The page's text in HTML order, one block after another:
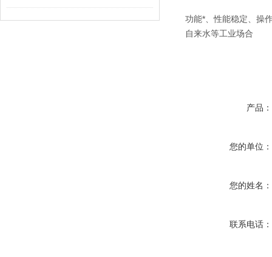
功能*、性能稳定、操
自来水等工业场合
产品：
您的单位：
您的姓名：
联系电话：